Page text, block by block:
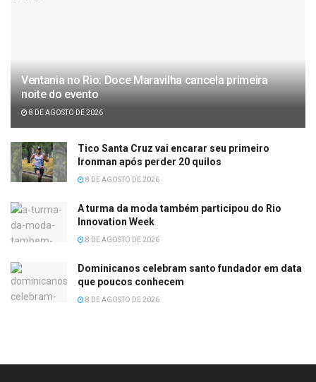
Ventania no Rio: Doce Maravilha cancela primeira
noite do evento
8 DE AGOSTO DE 2026
Tico Santa Cruz vai encarar seu primeiro
Ironman após perder 20 quilos
8 DE AGOSTO DE 2026
A turma da moda também participou do Rio
Innovation Week
8 DE AGOSTO DE 2026
Dominicanos celebram santo fundador em data
que poucos conhecem
8 DE AGOSTO DE 2026